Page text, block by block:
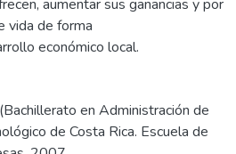
aumentar sus ganancias y por
vida de forma
económico local.
en Administración de
de Costa Rica. Escuela de